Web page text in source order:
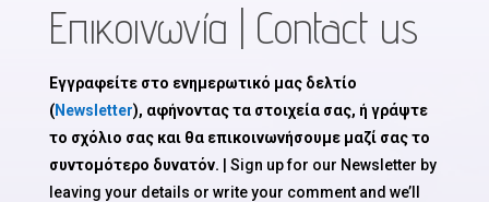
Επικοινωνία | Contact us
Εγγραφείτε στο ενημερωτικό μας δελτίο
(Newsletter), αφήνοντας τα στοιχεία σας, ή γράψτε
το σχόλιο σας και θα επικοινωνήσουμε μαζί σας το
συντομότερο δυνατόν. | Sign up for our Newsletter by
leaving your details or write your comment and we’ll